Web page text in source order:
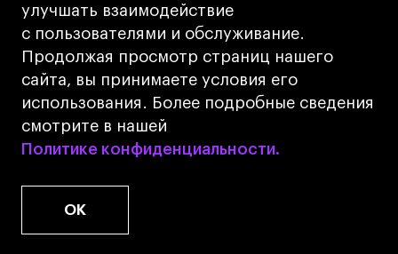
Выпускницы
Британки взяли
золото
«АртМастерс»:
Анастасия Миронова
улучшать взаимодействие
с пользователями и обслуживание.
Продолжая просмотр страниц нашего
сайта, вы принимаете условия его
использования. Более подробные сведения
смотрите в нашей
Политике конфиденциальности.
Политике конфиденциальности.
OK